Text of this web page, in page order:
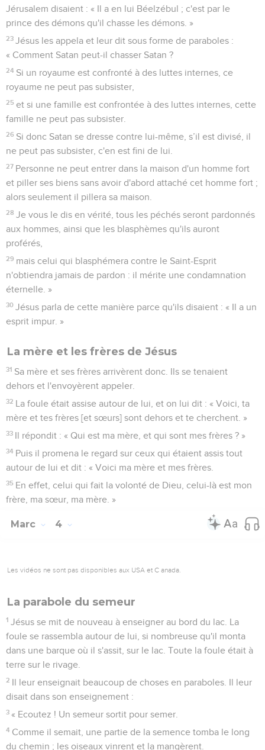
Jérusalem disaient : « Il a en lui Béelzébul ; c'est par le
prince des démons qu'il chasse les démons. »
23 Jésus les appela et leur dit sous forme de paraboles :
« Comment Satan peut-il chasser Satan ?
24 Si un royaume est confronté à des luttes internes, ce
royaume ne peut pas subsister,
25 et si une famille est confrontée à des luttes internes, cette
famille ne peut pas subsister.
26 Si donc Satan se dresse contre lui-même, s’il est divisé, il
ne peut pas subsister, c'en est fini de lui.
27 Personne ne peut entrer dans la maison d'un homme fort
et piller ses biens sans avoir d'abord attaché cet homme fort ;
alors seulement il pillera sa maison.
28 Je vous le dis en vérité, tous les péchés seront pardonnés
aux hommes, ainsi que les blasphèmes qu'ils auront
proférés,
29 mais celui qui blasphémera contre le Saint-Esprit
n'obtiendra jamais de pardon : il mérite une condamnation
éternelle. »
30 Jésus parla de cette manière parce qu'ils disaient : « Il a un
esprit impur. »
La mère et les frères de Jésus
31 Sa mère et ses frères arrivèrent donc. Ils se tenaient
dehors et l'envoyèrent appeler.
32 La foule était assise autour de lui, et on lui dit : « Voici, ta
mère et tes frères [et sœurs] sont dehors et te cherchent. »
33 Il répondit : « Qui est ma mère, et qui sont mes frères ? »
34 Puis il promena le regard sur ceux qui étaient assis tout
autour de lui et dit : « Voici ma mère et mes frères.
35 En effet, celui qui fait la volonté de Dieu, celui-là est mon
frère, ma sœur, ma mère. »
Marc 4
Les vidéos ne sont pas disponibles aux USA et C anada.
La parabole du semeur
1 Jésus se mit de nouveau à enseigner au bord du lac. La
foule se rassembla autour de lui, si nombreuse qu'il monta
dans une barque où il s'assit, sur le lac. Toute la foule était à
terre sur le rivage.
2 Il leur enseignait beaucoup de choses en paraboles. Il leur
disait dans son enseignement :
3 « Ecoutez ! Un semeur sortit pour semer.
4 Comme il semait, une partie de la semence tomba le long
du chemin ; les oiseaux vinrent et la mangèrent.